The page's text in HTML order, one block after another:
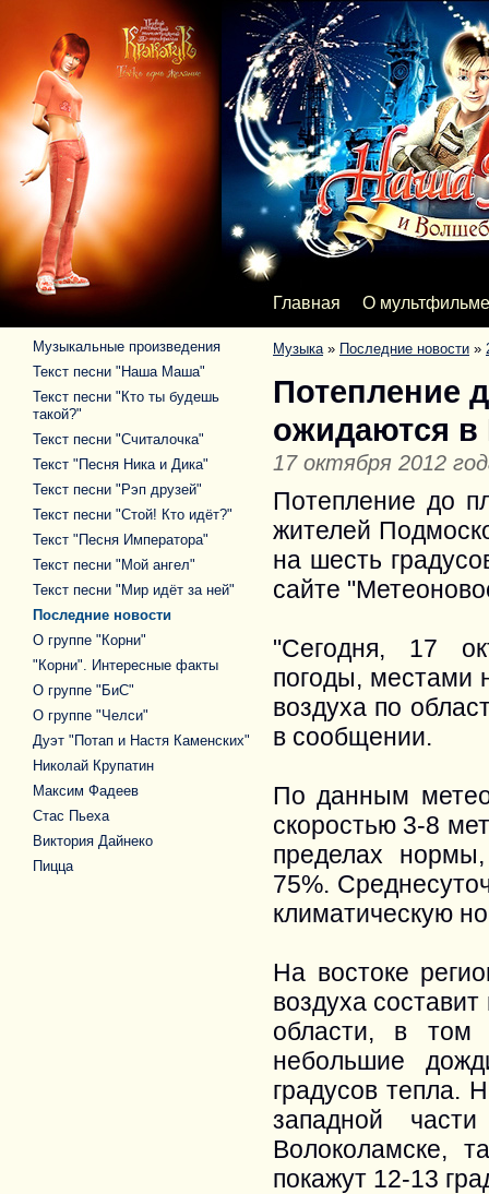
Главная О мультфильме
Музыка» Последние новости »
Потепление
ожидаются в
17 октября 2012
Потепление до
жителей
на шесть
сайте
"Сегодня, 17
погоды, местами
воздуха по
в сообщении.
По данным
скоростью 3-8
пределах
75%.
климатическую
На востоке
воздуха
области, в том
небольшие
градусов тепла.
западной
Волоколамске,
покажут 12-13
Музыкальные произведения
Текст песни "Наша Маша"
Текст песни "Кто ты будешь
такой?"
Текст песни "Считалочка"
Текст "Песня Ника и Дика"
Текст песни "Рэп друзей"
Текст песни "Стой! Кто идёт?"
Текст "Песня Императора"
Текст песни "Мой ангел"
Текст песни "Мир идёт за ней"
Последние новости
О группе "Корни"
"Корни". Интересные факты
О группе "БиС"
О группе "Челси"
Дуэт "Потап и Настя Каменских"
Николай Крупатин
Максим Фадеев
Стас Пьеха
Виктория Дайнеко
Пицца